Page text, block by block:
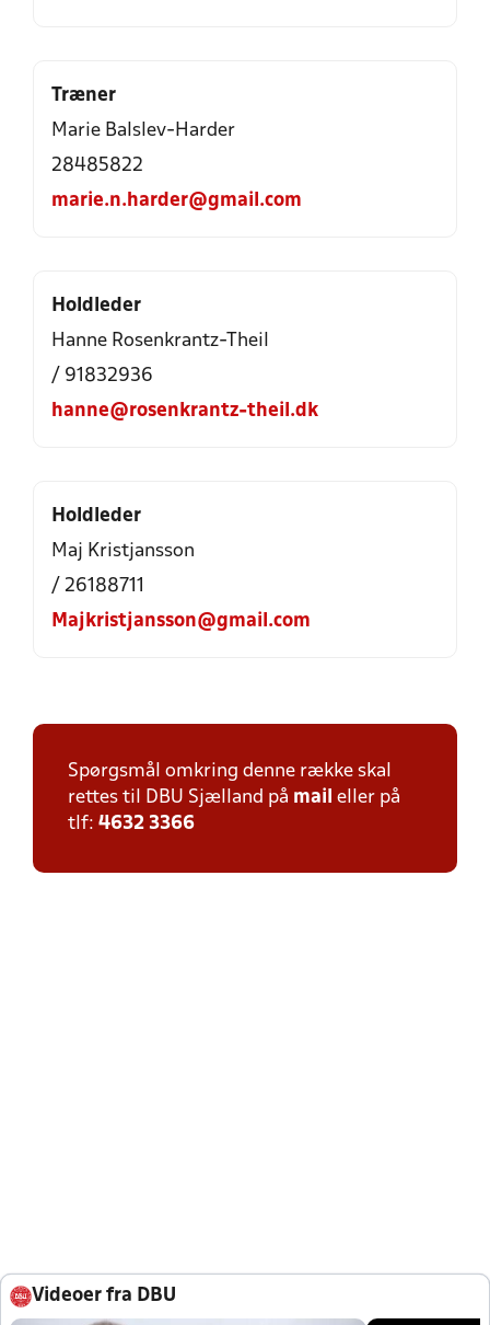
Træner
Marie Balslev-Harder
28485822
marie.n.harder@gmail.com
Holdleder
Hanne Rosenkrantz-Theil
/ 91832936
hanne@rosenkrantz-theil.dk
Holdleder
Maj Kristjansson
/ 26188711
Majkristjansson@gmail.com
Spørgsmål omkring denne række skal
rettes til DBU Sjælland på mail eller på
tlf: 4632 3366
Videoer fra DBU